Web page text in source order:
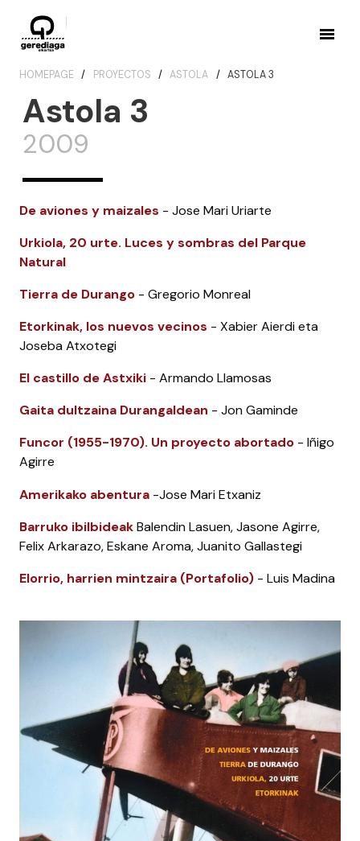
HOMEPAGE PROYECTOS ASTOLA ASTOLA 3
Astola 3
2009
De aviones y maizales - Jose Mari Uriarte
Urkiola, 20 urte. Luces y sombras del Parque
Natural
Tierra de Durango - Gregorio Monreal
Etorkinak, los nuevos vecinos - Xabier Aierdi eta
Joseba Atxotegi
El castillo de Astxiki - Armando Llamosas
Gaita dultzaina Durangaldean - Jon Gaminde
Funcor (1955-1970). Un proyecto abortado - Iñigo
Agirre
Amerikako abentura -Jose Mari Etxaniz
Barruko ibilbideakBalendin Lasuen, Jasone Agirre,
Felix Arkarazo, Eskane Aroma, Juanito Gallastegi
Elorrio, harrien mintzaira (Portafolio) - Luis Madina